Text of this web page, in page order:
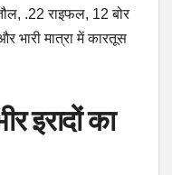
.22 राइफल, 12 बोर
भारी मात्रा में कारतूस
इरादों का